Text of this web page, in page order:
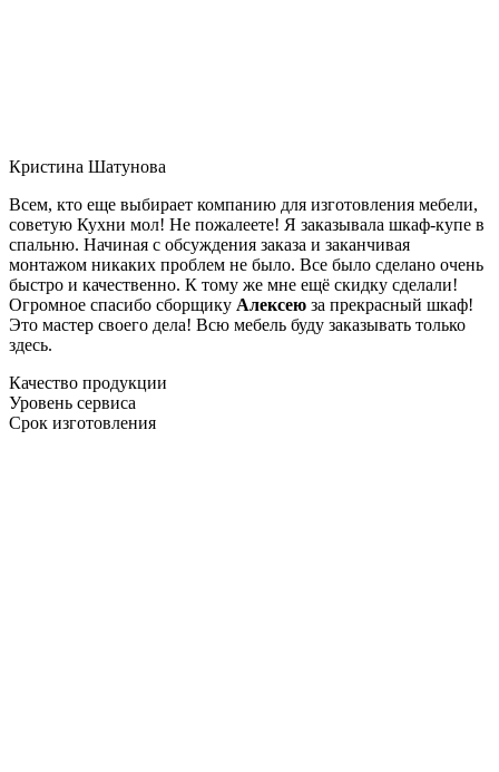
Кристина Шатунова
Всем, кто еще выбирает компанию для изготовления мебели,
советую Кухни мол! Не пожалеете! Я заказывала шкаф-купе в
спальню. Начиная с обсуждения заказа и заканчивая
монтажом никаких проблем не было. Все было сделано очень
быстро и качественно. К тому же мне ещё скидку сделали!
Огромное спасибо сборщику Алексею за прекрасный шкаф!
Это мастер своего дела! Всю мебель буду заказывать только
здесь.
Качество продукции
Уровень сервиса
Срок изготовления